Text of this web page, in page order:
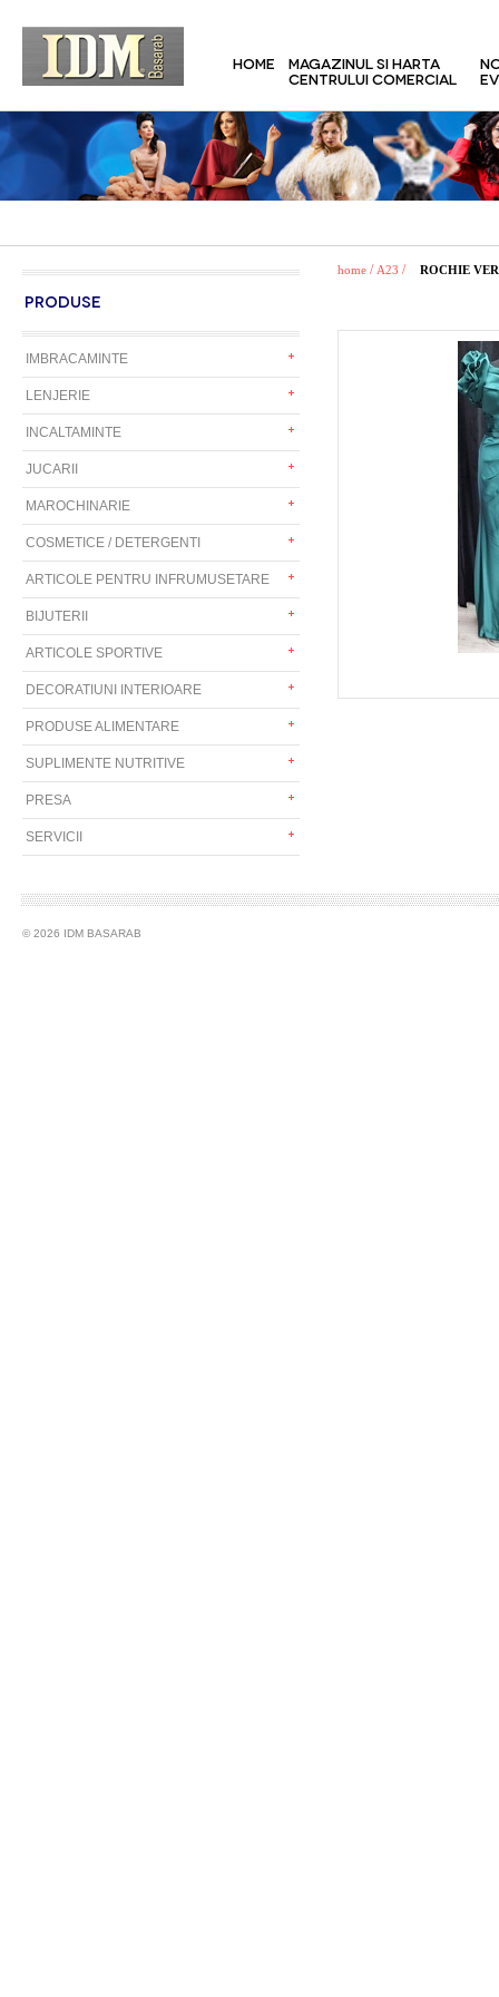
HOME
MAGAZINUL SI HARTA
CENTRULUI COMERCIAL
PRODUSE
IMBRACAMINTE
LENJERIE
INCALTAMINTE
JUCARII
MAROCHINARIE
COSMETICE / DETERGENTI
ARTICOLE PENTRU INFRUMUSETARE
BIJUTERII
ARTICOLE SPORTIVE
DECORATIUNI INTERIOARE
PRODUSE ALIMENTARE
SUPLIMENTE NUTRITIVE
PRESA
SERVICII
home / A23 / ROCHIE
© 2026 IDM BASARAB